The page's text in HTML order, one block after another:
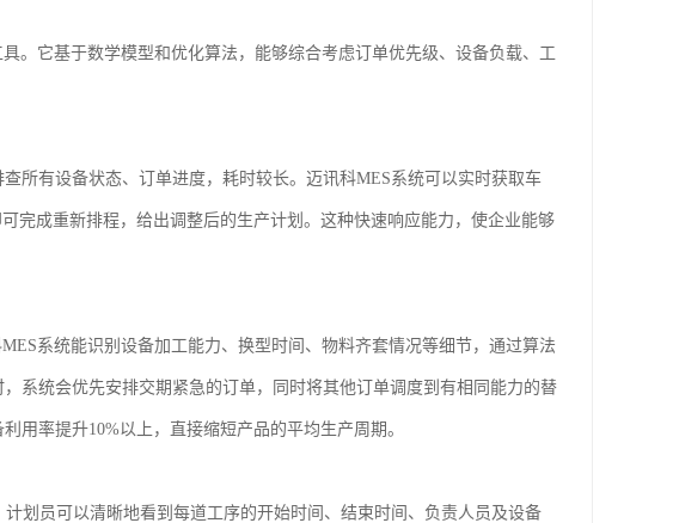
。它基于数学模型和优化算法，能够综合考虑订单优先级、设备负载、工
所有设备状态、订单进度，耗时较长。迈讯科MES系统可以实时获取车
完成重新排程，给出调整后的生产计划。这种快速响应能力，使企业能够
系统能识别设备加工能力、换型时间、物料齐套情况等细节，通过算法
系统会优先安排交期紧急的订单，同时将其他订单调度到有相同能力的替
用率提升10%以上，直接缩短产品的平均生产周期。
划员可以清晰地看到每道工序的开始时间、结束时间、负责人员及设备